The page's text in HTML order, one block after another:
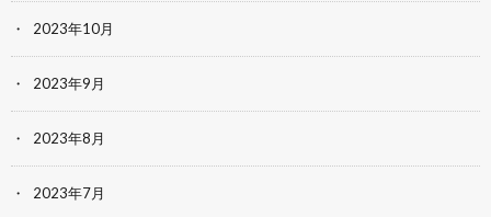
2023年10月
2023年9月
2023年8月
2023年7月